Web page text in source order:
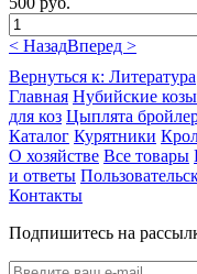
< НазадВперед >
Вернуться к: Литература
Главная Нубийские козы
для коз Цыплята
Каталог Курятники
О хозяйстве Все товары
и ответы
Контакты
Подпишитесь на